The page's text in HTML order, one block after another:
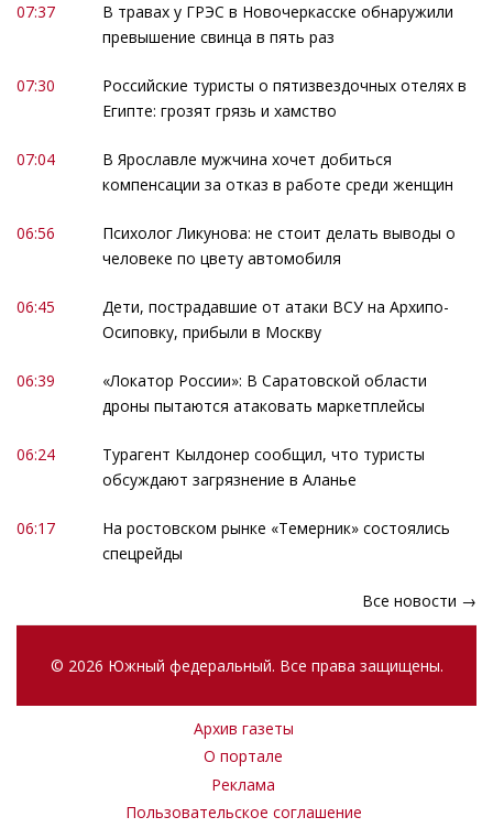
07:37
В травах у ГРЭС в Новочеркасске обнаружили
превышение свинца в пять раз
07:30
Российские туристы о пятизвездочных отелях в
Египте: грозят грязь и хамство
07:04
В Ярославле мужчина хочет добиться
компенсации за отказ в работе среди женщин
06:56
Психолог Ликунова: не стоит делать выводы о
человеке по цвету автомобиля
06:45
Дети, пострадавшие от атаки ВСУ на Архипо-
Осиповку, прибыли в Москву
06:39
«Локатор России»: В Саратовской области
дроны пытаются атаковать маркетплейсы
06:24
Турагент Кылдонер сообщил, что туристы
обсуждают загрязнение в Аланье
06:17
На ростовском рынке «Темерник» состоялись
спецрейды
Все новости →
© 2026 Южный федеральный. Все права защищены.
Архив газеты
О портале
Реклама
Пользовательское соглашение